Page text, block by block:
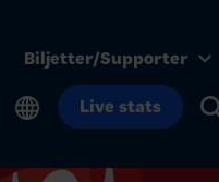
Biljetter/Supporter
Live stats